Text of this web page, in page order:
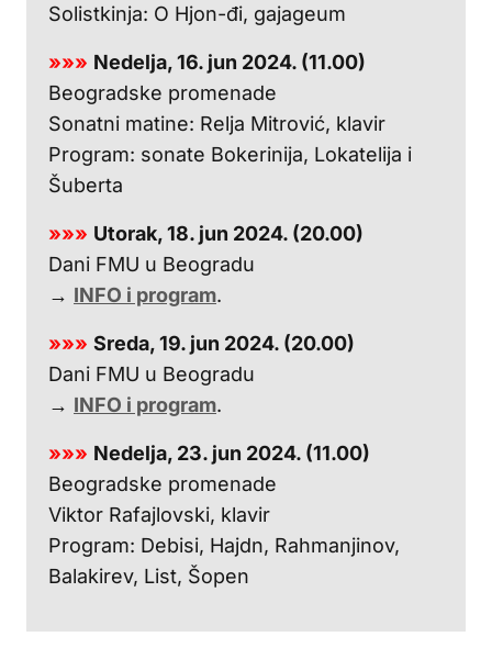
Solistkinja: O Hjon-đi, gajageum
»»» Nedelja, 16. jun 2024. (11.00)
Beogradske promenade
Sonatni matine: Relja Mitrović, klavir
Program: sonate Bokerinija, Lokatelija i
Šuberta
»»» Utorak, 18. jun 2024. (20.00)
Dani FMU u Beogradu
→ INFO i program.
»»» Sreda, 19. jun 2024. (20.00)
Dani FMU u Beogradu
→ INFO i program.
»»» Nedelja, 23. jun 2024. (11.00)
Beogradske promenade
Viktor Rafajlovski, klavir
Program: Debisi, Hajdn, Rahmanjinov,
Balakirev, List, Šopen